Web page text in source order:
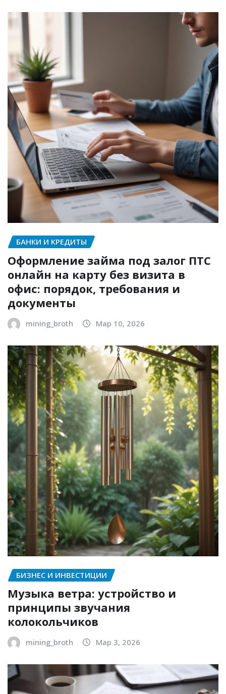
БАНКИ И КРЕДИТЫ
Оформление займа под залог ПТС
онлайн на карту без визита в
офис: порядок, требования и
документы
mining_broth Мар 10, 2026
БИЗНЕС И ИНВЕСТИЦИИ
Музыка ветра: устройство и
принципы звучания
колокольчиков
mining_broth Мар 3, 2026